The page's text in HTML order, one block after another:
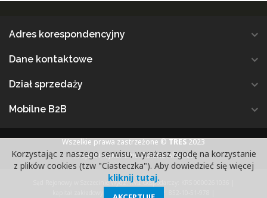
Adres korespondencyjny
Dane kontaktowe
Dział sprzedaży
Mobilne B2B
Wszelkie prawa zastrzeżone © TRES 2023
Projekt i wykonanie: Polaris Alliance
Sąd Rejonowy w Szczecinie Wydz. XVII Gospodarczy: KRS 0000261036
kapitał zakładowy: 1 488 000 PLN |
Korzystając z naszego serwisu, wyrażasz zgodę na korzystanie
z plików cookies (tzw "Ciasteczka"). Aby dowiedzieć się więcej
kliknij tutaj.